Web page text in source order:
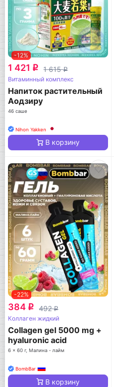
-12%
1 421 q 1 615q
Витаминный комплекс
Напиток растительный
Аодзиру
46 саше
Nihon Yakken
В корзину
-22%
384 q 492q
Коллаген жидкий
Collagen gel 5000 mg +
hyaluronic acid
6 x 60 г, Малина - лайм
BombBar
В корзину